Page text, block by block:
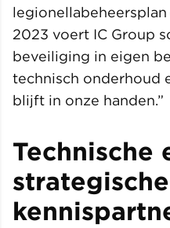
legionellabeheersplan
2023 voert IC Group
beveiliging in eigen
technisch onderhoud
blijft in onze handen.”
Technische
strategische